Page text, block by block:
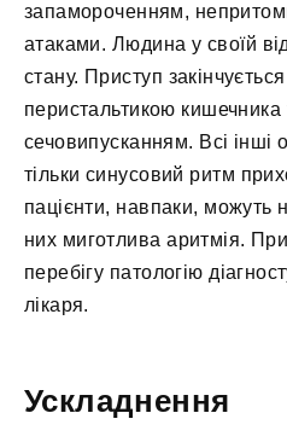
запамороченням,
атаками. Людина у своїй
стану. Приступ
перистальтикою
сечовипусканням. Всі інші
тільки синусовий ритм
пацієнти, навпаки, можуть
них миготлива аритмія.
перебігу патологію
лікаря.
Ускладнення